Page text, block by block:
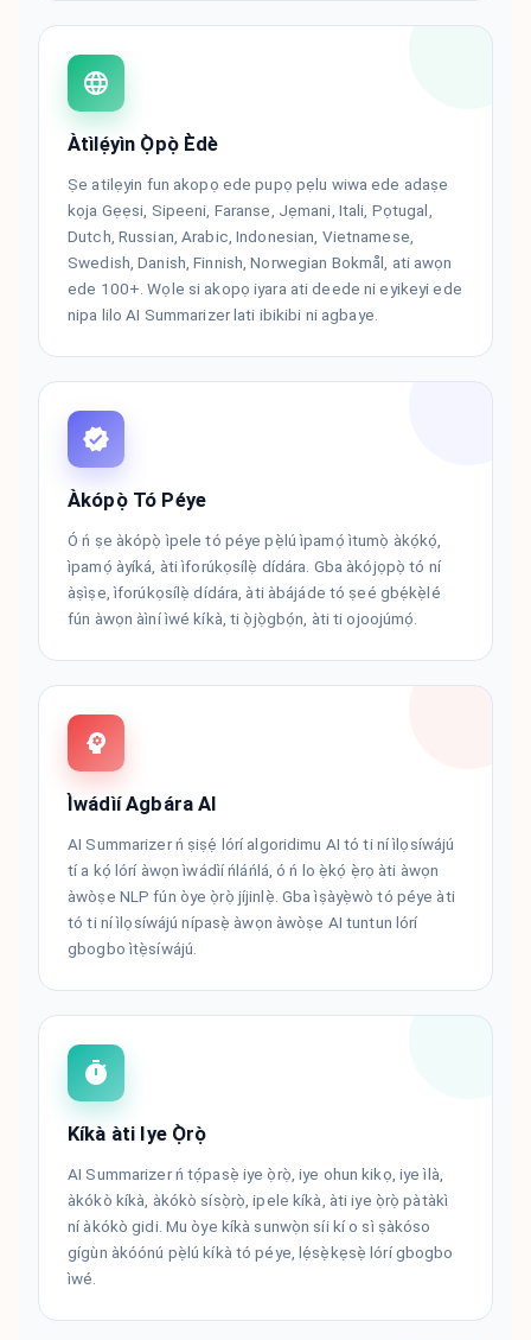
Àtìlẹ́yìn Ọ̀pọ̀ Èdè
Ṣe atilẹyin fun akopọ ede pupọ pẹlu wiwa ede adaṣe
kọja Gẹẹsi, Sipeeni, Faranse, Jẹmani, Itali, Pọtugal,
Dutch, Russian, Arabic, Indonesian, Vietnamese,
Swedish, Danish, Finnish, Norwegian Bokmål, ati awọn
ede 100+. Wọle si akopọ iyara ati deede ni eyikeyi ede
nipa lilo AI Summarizer lati ibikibi ni agbaye.
Àkópọ̀ Tó Péye
Ó ń ṣe àkópọ̀ ìpele tó péye pẹ̀lú ìpamọ́ ìtumọ̀ àkọ́kọ́,
ìpamọ́ àyíká, àti ìforúkọsílẹ̀ dídára. Gba àkójọpọ̀ tó ní
àṣìṣe, ìforúkọsílẹ̀ dídára, àti àbájáde tó ṣeé gbẹ́kẹ̀lé
fún àwọn àìní ìwé kíkà, ti ọ̀jọ̀gbọ́n, àti ti ojoojúmọ́.
Ìwádìí Agbára AI
AI Summarizer ń ṣiṣẹ́ lórí algoridimu AI tó ti ní ìlọsíwájú
tí a kọ́ lórí àwọn ìwádìí ńláńlá, ó ń lo ẹ̀kọ́ ẹ̀rọ àti àwọn
àwòṣe NLP fún òye ọ̀rọ̀ jíjinlẹ̀. Gba ìṣàyẹ̀wò tó péye àti
tó ti ní ìlọsíwájú nípasẹ̀ àwọn àwòṣe AI tuntun lórí
gbogbo ìtẹ̀síwájú.
Kíkà àti Iye Ọ̀rọ̀
AI Summarizer ń tọ́pasẹ̀ iye ọ̀rọ̀, iye ohun kikọ, iye ìlà,
àkókò kíkà, àkókò sísọ̀rọ̀, ipele kíkà, àti iye ọ̀rọ̀ pàtàkì
ní àkókò gidi. Mu òye kíkà sunwọ̀n síi kí o sì ṣàkóso
gígùn àkóónú pẹ̀lú kíkà tó péye, lẹ́sẹ̀kẹsẹ̀ lórí gbogbo
ìwé.